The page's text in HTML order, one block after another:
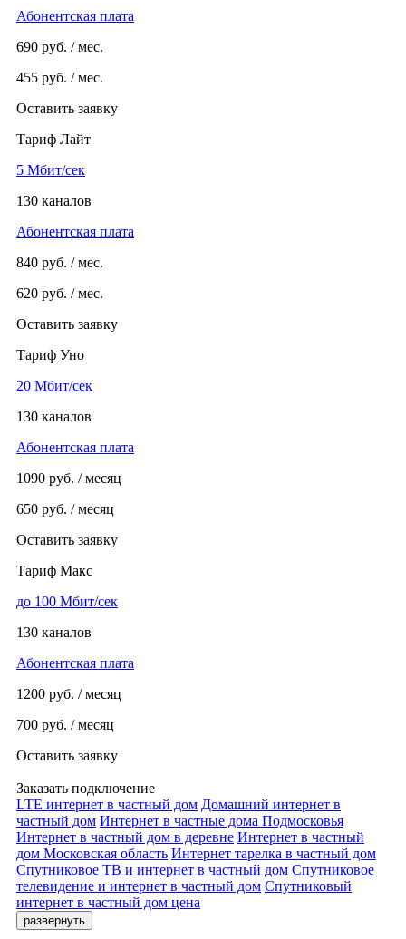
Абонентская плата
690 руб. / мес.
455 руб. / мес.
Оставить заявку
Тариф Лайт
5 Мбит/сек
130 каналов
Абонентская плата
840 руб. / мес.
620 руб. / мес.
Оставить заявку
Тариф Уно
20 Мбит/сек
130 каналов
Абонентская плата
1090 руб. / месяц
650 руб. / месяц
Оставить заявку
Тариф Макс
до 100 Мбит/сек
130 каналов
Абонентская плата
1200 руб. / месяц
700 руб. / месяц
Оставить заявку
Заказать подключение
LTE интернет в частный дом Домашний интернет в
частный дом Интернет в частные дома Подмосковья
Интернет в частный дом в деревне Интернет в частный
дом Московская область Интернет тарелка в частный дом
Спутниковое ТВ и интернет в частный дом Спутниковое
телевидение и интернет в частный дом Спутниковый
интернет в частный дом цена
развернуть